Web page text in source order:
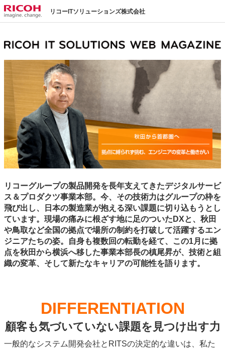
リコーITソリューションズ株式会社
リコーグループの製品開発を長年支えてきたデジタルサービ
ス＆プロダクツ事業本部。今、その技術力はグループの枠を
飛び出し、日本の製造業が抱える深い課題に切り込もうとし
ています。現場の痛みに根ざす地に足のついたDXと、秋田
や鳥取など全国の拠点で場所の制約を打破して活躍するエン
ジニアたちの姿。自身も複数回の転勤を経て、この1月に拠
点を秋田から横浜へ移した事業本部長の槙尾昇が、技術と組
織の変革、そして新たなキャリアの可能性を語ります。
DIFFERENTIATION
顧客も気づいていない課題を見つけ出す力
一般的なシステム開発会社とRITSの決定的な違いは、私た